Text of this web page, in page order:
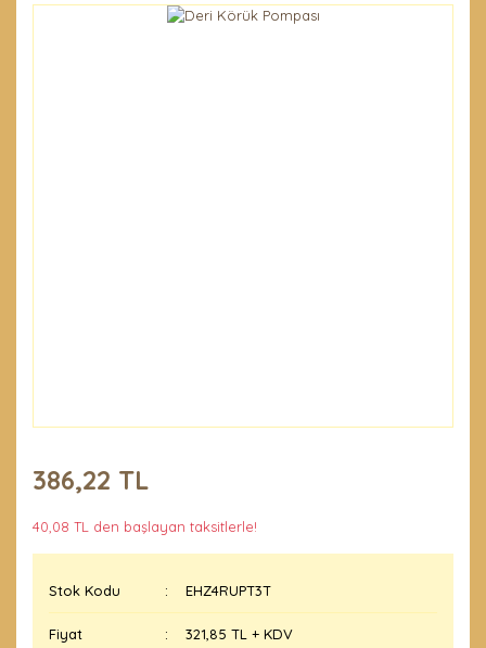
386,22 TL
40,08 TL den başlayan taksitlerle!
Stok Kodu EHZ4RUPT3T
Fiyat 321,85 TL + KDV